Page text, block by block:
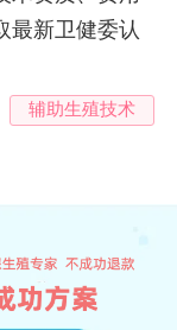
最新卫健委认
辅助生殖技术